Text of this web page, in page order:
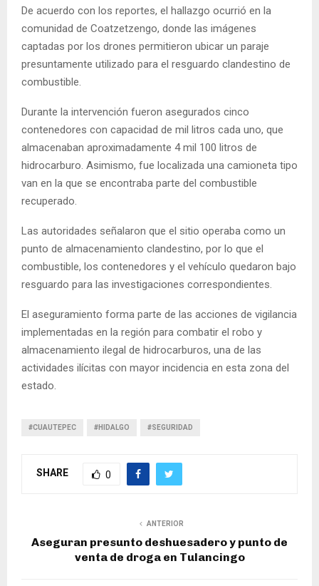
De acuerdo con los reportes, el hallazgo ocurrió en la
comunidad de Coatzetzengo, donde las imágenes
captadas por los drones permitieron ubicar un paraje
presuntamente utilizado para el resguardo clandestino de
combustible.
Durante la intervención fueron asegurados cinco
contenedores con capacidad de mil litros cada uno, que
almacenaban aproximadamente 4 mil 100 litros de
hidrocarburo. Asimismo, fue localizada una camioneta tipo
van en la que se encontraba parte del combustible
recuperado.
Las autoridades señalaron que el sitio operaba como un
punto de almacenamiento clandestino, por lo que el
combustible, los contenedores y el vehículo quedaron bajo
resguardo para las investigaciones correspondientes.
El aseguramiento forma parte de las acciones de vigilancia
implementadas en la región para combatir el robo y
almacenamiento ilegal de hidrocarburos, una de las
actividades ilícitas con mayor incidencia en esta zona del
estado.
#CUAUTEPEC #HIDALGO #SEGURIDAD
SHARE 0
ANTERIOR
Aseguran presunto deshuesadero y punto de
venta de droga en Tulancingo